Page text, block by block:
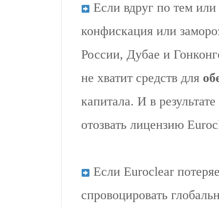
Если вдруг по тем
конфискация или
России, Дубае и
не хватит средств для
капитала. И в
отозвать лицензию
Если Euroclear
спровоцировать